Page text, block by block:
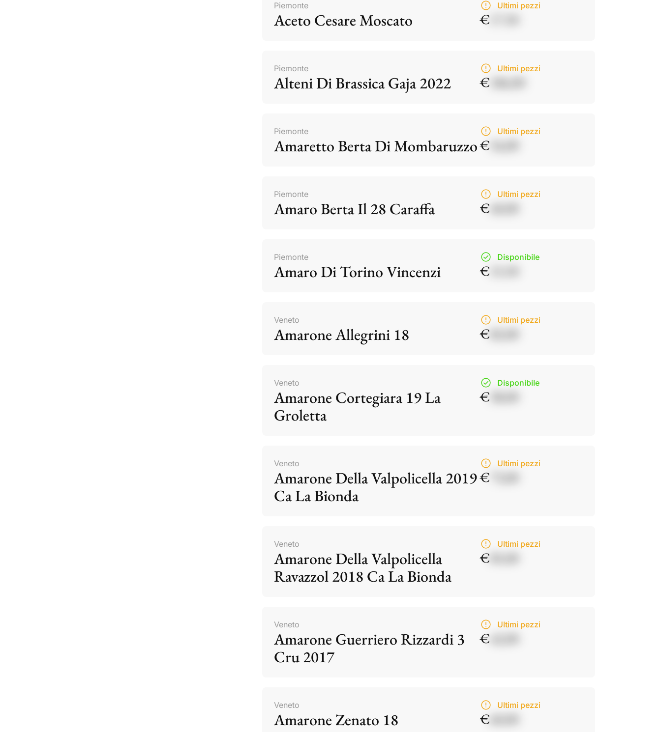
Piemonte
Aceto Cesare Moscato
Ultimi pezzi
€
Piemonte
Alteni Di Brassica Gaja 2022
Ultimi pezzi
€ 186,00
Piemonte
Amaretto Berta Di Mombaruzzo
Ultimi pezzi
€ 34,00
Piemonte
Amaro Berta Il 28 Caraffa
Ultimi pezzi
€
Piemonte
Amaro Di Torino Vincenzi
Disponibile
€
Veneto
Amarone Allegrini 18
Ultimi pezzi
€
Veneto
Amarone Cortegiara 19 La
Groletta
Disponibile
€
Veneto
Amarone Della Valpolicella 2019
Ca La Bionda
Ultimi pezzi
€
Veneto
Amarone Della Valpolicella
Ravazzol 2018 Ca La Bionda
Ultimi pezzi
€
Veneto
Amarone Guerriero Rizzardi 3
Cru 2017
Ultimi pezzi
€
Veneto
Amarone Zenato 18
Ultimi pezzi
€